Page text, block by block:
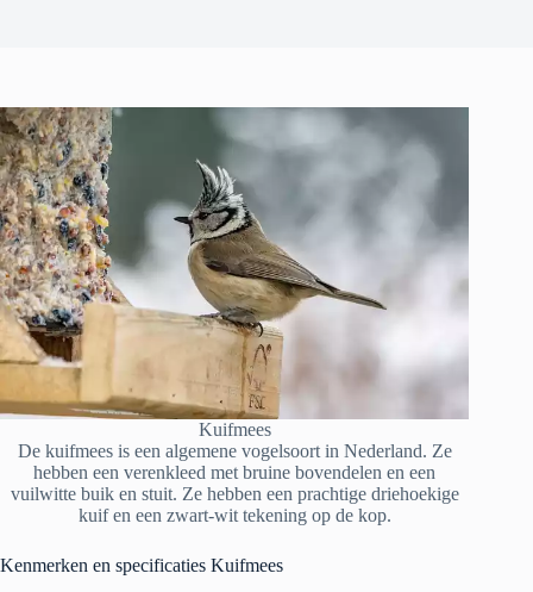
Kuifmees
De kuifmees is een algemene vogelsoort in Nederland. Ze
hebben een verenkleed met bruine bovendelen en een
vuilwitte buik en stuit. Ze hebben een prachtige driehoekige
kuif en een zwart-wit tekening op de kop.
Kenmerken en specificaties Kuifmees